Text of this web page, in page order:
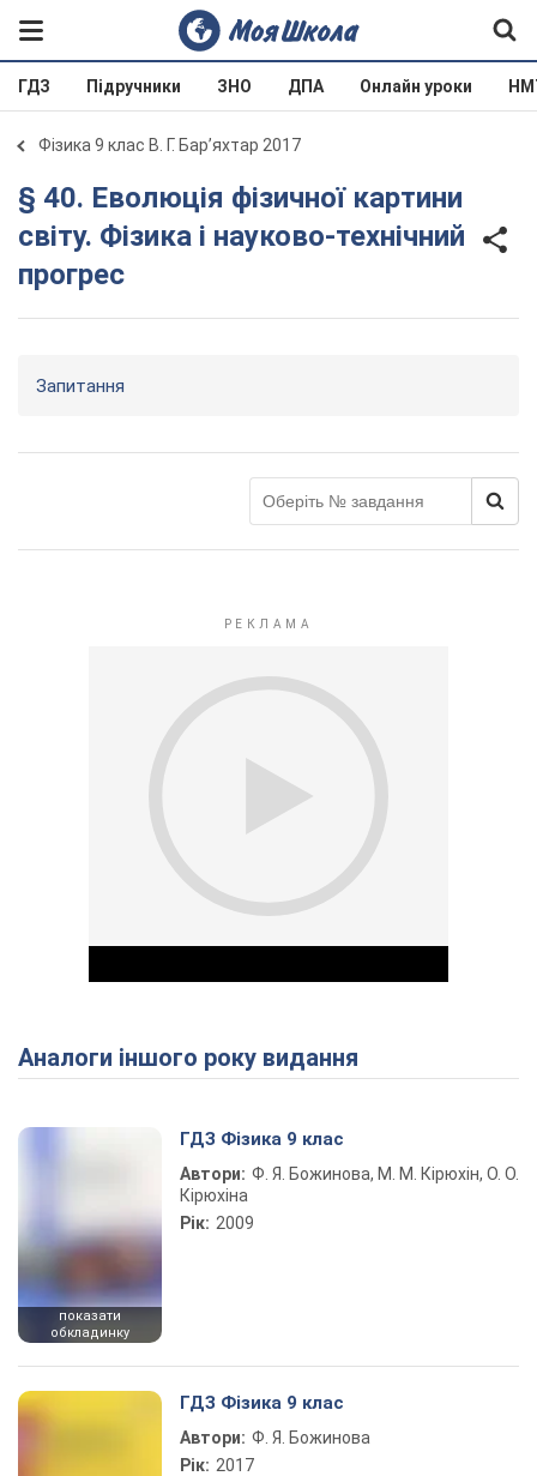
ГДЗ Підручники ЗНО ДПА Онлайн уроки
Фізика 9 клас В. Г. Бар’яхтар 2017
§ 40. Еволюція фізичної картини
світу. Фізика і науково-технічний
прогрес
Запитання
Play Video
Аналоги іншого року видання
показати
обкладинку
ГДЗ Фізика 9 клас
Автори: Ф. Я. Божинова, М. М. Кірюхін, О. О.
Кірюхіна
Рік: 2009
ГДЗ Фізика 9 клас
Автори: Ф. Я. Божинова
Рік: 2017